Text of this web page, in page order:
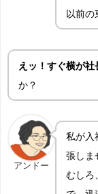
以前の
えッ！すぐ横が
か？
アンドー
私が入
張しま
むしろ